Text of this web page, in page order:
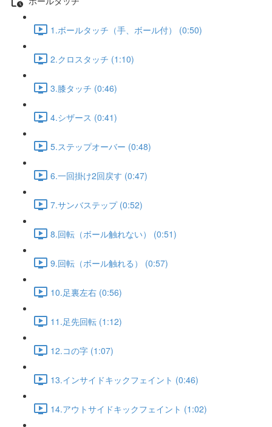
1.ボールタッチ（手、ボール付） (0:50)
2.クロスタッチ (1:10)
3.膝タッチ (0:46)
4.シザース (0:41)
5.ステップオーバー (0:48)
6.一回掛け2回戻す (0:47)
7.サンバステップ (0:52)
8.回転（ボール触れない） (0:51)
9.回転（ボール触れる） (0:57)
10.足裏左右 (0:56)
11.足先回転 (1:12)
12.コの字 (1:07)
13.インサイドキックフェイント (0:46)
14.アウトサイドキックフェイント (1:02)